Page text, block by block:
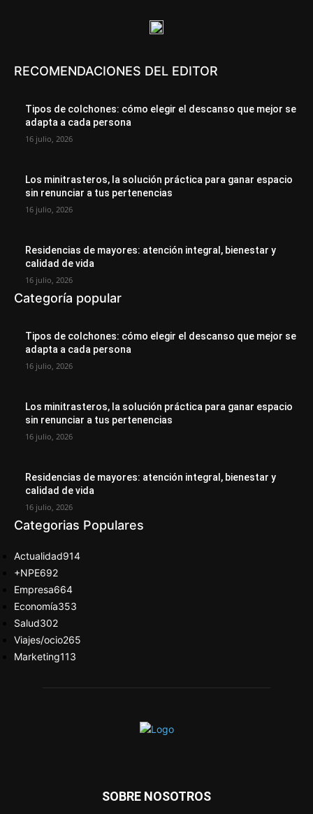
RECOMENDACIONES DEL EDITOR
Tipos de colchones: cómo elegir el descanso que mejor se
adapta a cada persona
16 julio, 2026
Los minitrasteros, la solución práctica para ganar espacio
sin renunciar a tus pertenencias
16 julio, 2026
Residencias de mayores: atención integral, bienestar y
calidad de vida
16 julio, 2026
Categoría popular
Tipos de colchones: cómo elegir el descanso que mejor se
adapta a cada persona
16 julio, 2026
Los minitrasteros, la solución práctica para ganar espacio
sin renunciar a tus pertenencias
16 julio, 2026
Residencias de mayores: atención integral, bienestar y
calidad de vida
16 julio, 2026
Categorias Populares
Actualidad914
+NPE692
Empresa664
Economía353
Salud302
Viajes/ocio265
Marketing113
SOBRE NOSOTROS